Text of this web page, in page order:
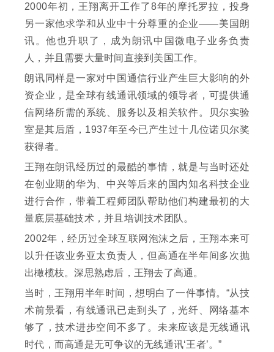
2000年初，王翔离开工作了8年的摩托罗拉，投身
另一家他求学和从业中十分尊重的企业——美国朗
讯。他也升职了，成为朗讯中国微电子业务负责
人，并且需要大量时间直接到美国工作。
朗讯同样是一家对中国通信行业产生巨大影响的外
资企业，是全球有线通讯领域的领导者，可提供通
信网络所需的系统、服务以及相关软件。贝尔实验
室是其后盾，1937年至今已产生过十几位诺贝尔奖
获得者。
王翔在朗讯经历过的最酷的事情，就是与当时还处
在创业期的华为、中兴等后来的国内知名科技企业
进行合作，带着工程师团队帮助他们构建最初的大
量底层基础技术，并且培训技术团队。
2002年，经历过全球互联网泡沫之后，王翔本来可
以升任该业务亚太负责人，但高通在半年间多次抛
出橄榄枝。深思熟虑后，王翔去了高通。
当时，王翔用半年时间，想明白了一件事情。“从技
术前景看，有线通讯已走到头了，光纤、网络基本
够了，技术进步空间不多了。未来应该是无线通讯
时代，而高通是无可争议的无线通讯‘王者’。”